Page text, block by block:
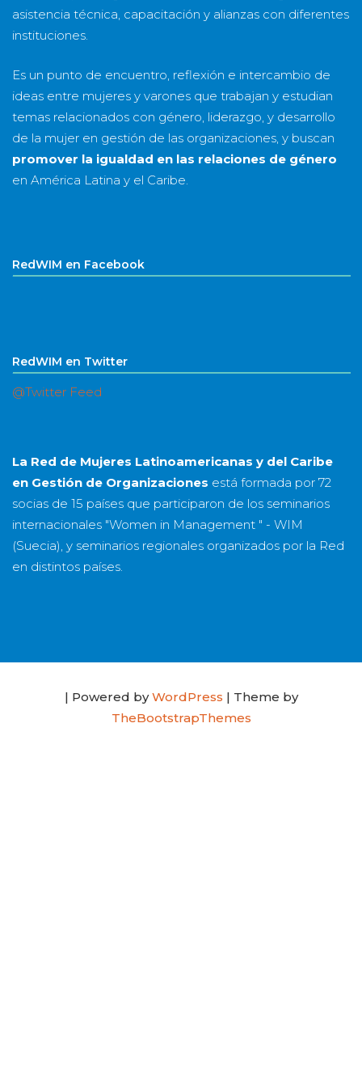
asistencia técnica, capacitación y alianzas con diferentes
instituciones.
Es un punto de encuentro, reflexión e intercambio de
ideas entre mujeres y varones que trabajan y estudian
temas relacionados con género, liderazgo, y desarrollo
de la mujer en gestión de las organizaciones, y buscan
promover la igualdad en las relaciones de género
en América Latina y el Caribe.
RedWIM en Facebook
RedWIM en Twitter
@Twitter Feed
La Red de Mujeres Latinoamericanas y del Caribe
en Gestión de Organizaciones está formada por 72
socias de 15 países que participaron de los seminarios
internacionales "Women in Management " - WIM
(Suecia), y seminarios regionales organizados por la Red
en distintos países.
| Powered byWordPress | Theme by
TheBootstrapThemes